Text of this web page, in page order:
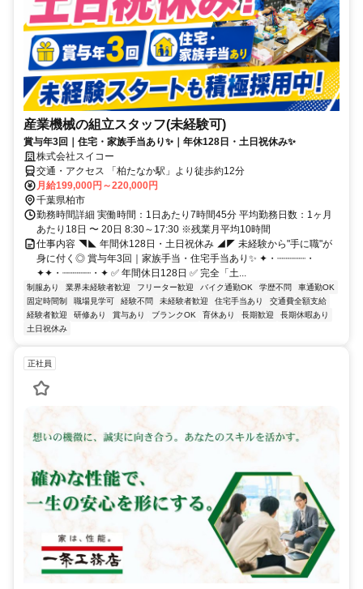
産業機械の組立スタッフ(未経験可)
賞与年3回｜住宅・家族手当あり✨｜年休128日・土日祝休み✨
株式会社スイコー
交通・アクセス 「柏たなか駅」より徒歩約12分
月給199,000円～220,000円
千葉県柏市
勤務時間詳細 実働時間：1日あたり7時間45分 平均勤務日数：1ヶ月
あたり18日 〜 20日 8:30～17:30 ※残業月平均10時間
仕事内容 ◥◣ 年間休128日・土日祝休み ◢◤ 未経験から"手に職"が
身に付く◎ 賞与年3回｜家族手当・住宅手当あり✨ ✦・┈┈┈┈┈・
✦✦・┈┈┈┈┈・✦ ✅ 年間休日128日 ✅ 完全「土...
制服あり 業界未経験者歓迎 フリーター歓迎 バイク通勤OK 学歴不問
車通勤OK
固定時間制
職場見学可 経験不問 未経験者歓迎 住宅手当あり
交通費全額支給
経験者歓迎
研修あり 賞与あり ブランクOK 育休あり 長期歓迎
長期休暇あり
土日祝休み
正社員